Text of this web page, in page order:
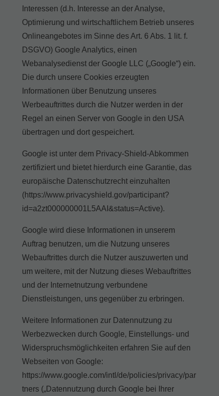
Interessen (d.h. Interesse an der Analyse,
Optimierung und wirtschaftlichem Betrieb unseres
Onlineangebotes im Sinne des Art. 6 Abs. 1 lit. f.
DSGVO) Google Analytics, einen
Webanalysedienst der Google LLC („Google“) ein.
Die durch unsere Cookies erzeugten
Informationen über Benutzung unseres
Werbeauftrittes durch die Nutzer werden in der
Regel an einen Server von Google in den USA
übertragen und dort gespeichert.
Google ist unter dem Privacy-Shield-Abkommen
zertifiziert und bietet hierdurch eine Garantie, das
europäische Datenschutzrecht einzuhalten
(https://www.privacyshield.gov/participant?
id=a2zt000000001L5AAI&status=Active).
Google wird diese Informationen in unserem
Auftrag benutzen, um die Nutzung unseres
Webauftrittes durch die Nutzer auszuwerten und
um weitere, mit der Nutzung dieses Webauftrittes
und der Internetnutzung verbundene
Dienstleistungen, uns gegenüber zu erbringen.
Weitere Informationen zur Datennutzung zu
Werbezwecken durch Google, Einstellungs- und
Widerspruchsmöglichkeiten erfahren Sie auf den
Webseiten von Google:
https://www.google.com/intl/de/policies/privacy/par
tners („Datennutzung durch Google bei Ihrer